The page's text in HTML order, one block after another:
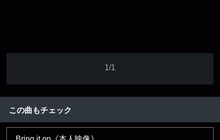
1/1
この曲もチェック